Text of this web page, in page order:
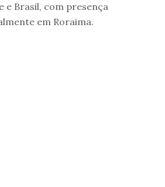
e Brasil, com presença
em Roraima.